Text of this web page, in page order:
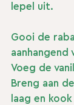
lepel uit.
Gooi de
aanhangend
Voeg de
Breng aan
laag en